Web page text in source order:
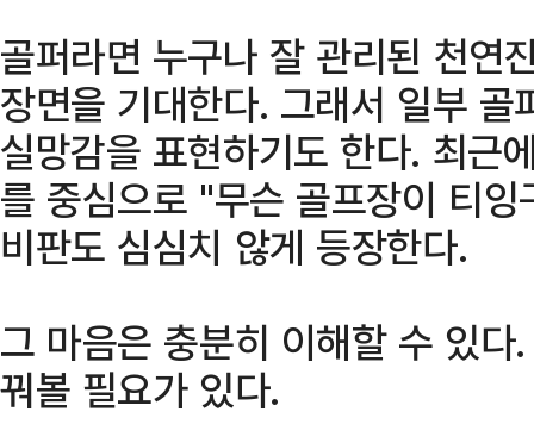
골퍼라면 누구나 잘 관리된 천연
장면을 기대한다. 그래서 일부
실망감을 표현하기도 한다. 최근
를 중심으로 "무슨 골프장이 티
비판도 심심치 않게 등장한다.
그 마음은 충분히 이해할 수 있
꿔볼 필요가 있다.